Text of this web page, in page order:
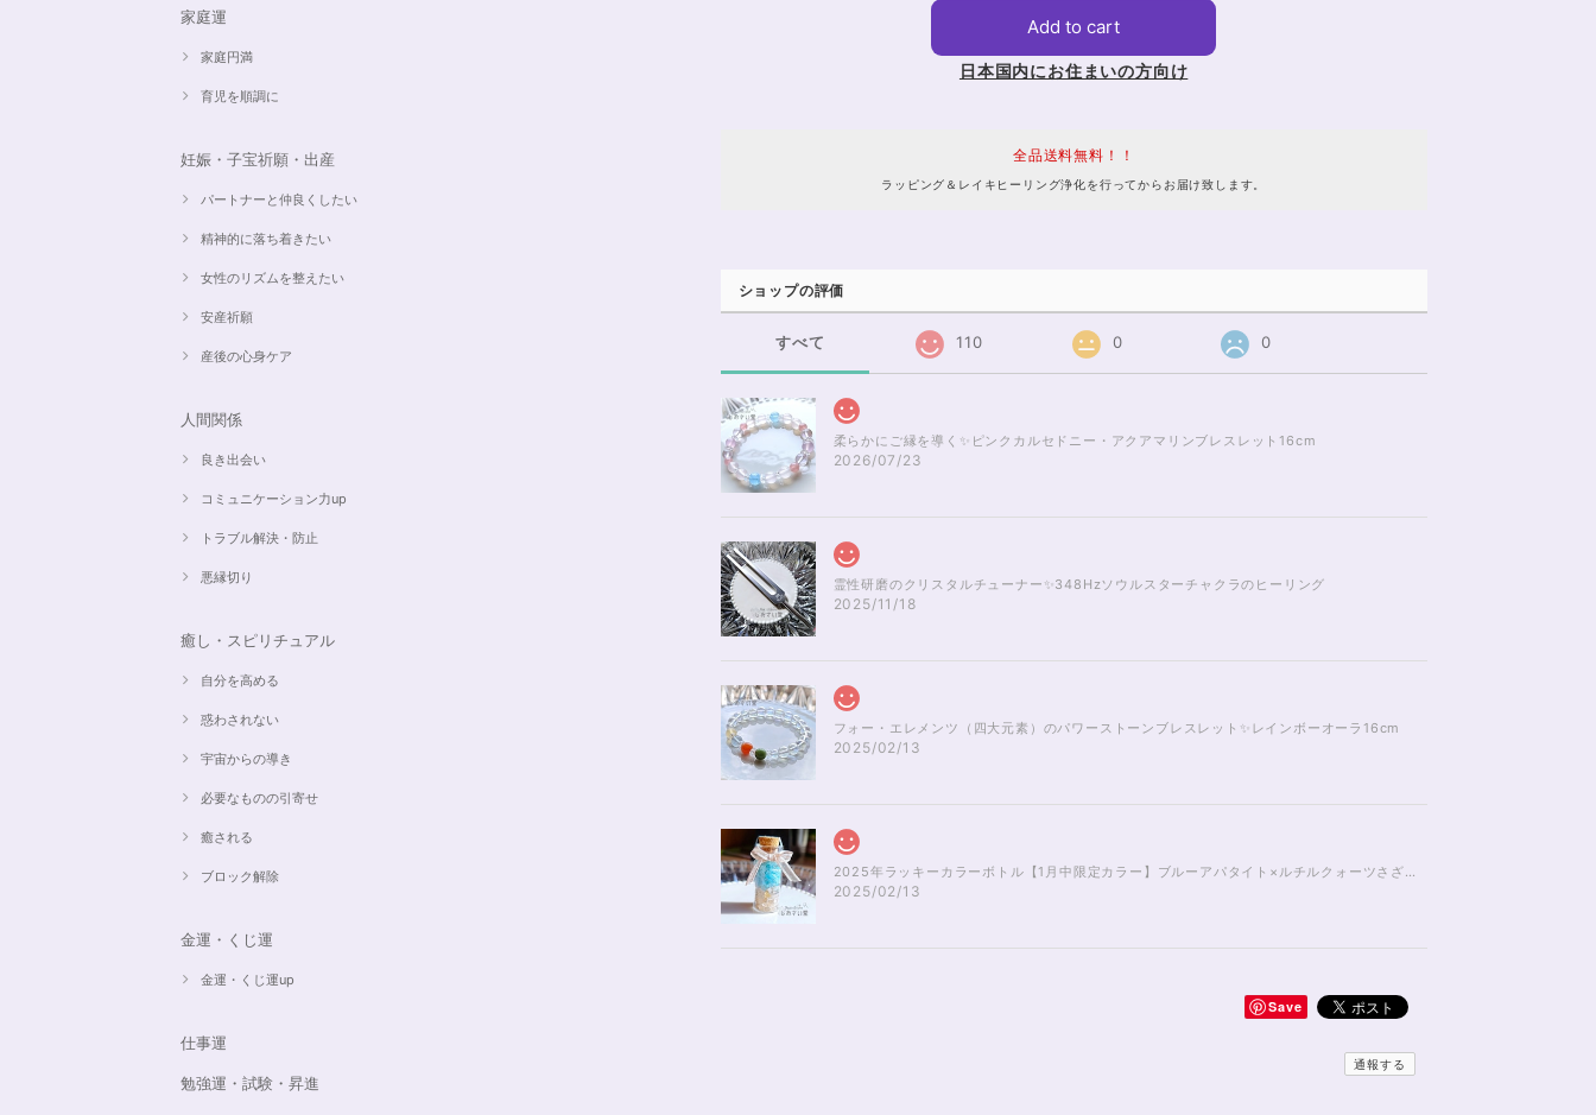
家庭運
家庭円満
育児を順調に
妊娠・子宝祈願・出産
パートナーと仲良くしたい
精神的に落ち着きたい
女性のリズムを整えたい
安産祈願
産後の心身ケア
人間関係
良き出会い
コミュニケーション力up
トラブル解決・防止
悪縁切り
癒し・スピリチュアル
自分を高める
惑わされない
宇宙からの導き
必要なものの引寄せ
癒される
ブロック解除
金運・くじ運
金運・くじ運up
仕事運
勉強運・試験・昇進
Add to cart
日本国内にお住まいの方向け
全品送料無料！！
ラッピング＆レイキヒーリング浄化を行ってからお届け致します。
ショップの評価
すべて 110 0 0
柔らかにご縁を導く✨ピンクカルセドニー・アクアマリンブレスレット16cm
2026/07/23
霊性研磨のクリスタルチューナー✨348Hzソウルスターチャクラのヒーリング
2025/11/18
フォー・エレメンツ（四大元素）のパワーストーンブレスレット✨レインボーオーラ16cm
2025/02/13
2025年ラッキーカラーボトル【1月中限定カラー】ブルーアパタイト×ルチルクォーツさざれ石
2025/02/13
雪をわたる風のきらめき✨ブルートパーズ×ブルームーンストーンブレスレット17cm
Save
通報する